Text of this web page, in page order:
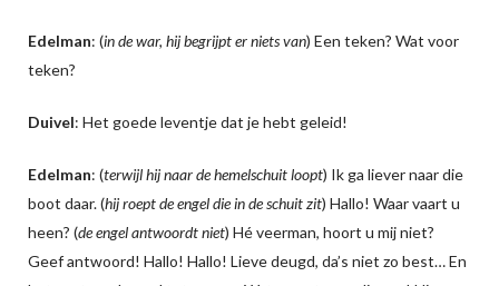
Edelman: (in de war, hij begrijpt er niets van) Een teken? Wat voor
teken?
Duivel: Het goede leventje dat je hebt geleid!
Edelman: (terwijl hij naar de hemelschuit loopt) Ik ga liever naar die
boot daar. (hij roept de engel die in de schuit zit) Hallo! Waar vaart u
heen? (de engel antwoordt niet) Hé veerman, hoort u mij niet?
Geef antwoord! Hallo! Hallo! Lieve deugd, da’s niet zo best… En